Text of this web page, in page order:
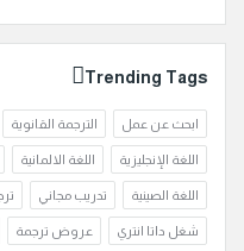
Trending Tags
ابحث عن عمل الترجمة القانوية
اللغة الإنجليزية اللغة الالمانية
اللغة الصينية تدريب مجاني
شغل داتا انتري عروض ترجمة